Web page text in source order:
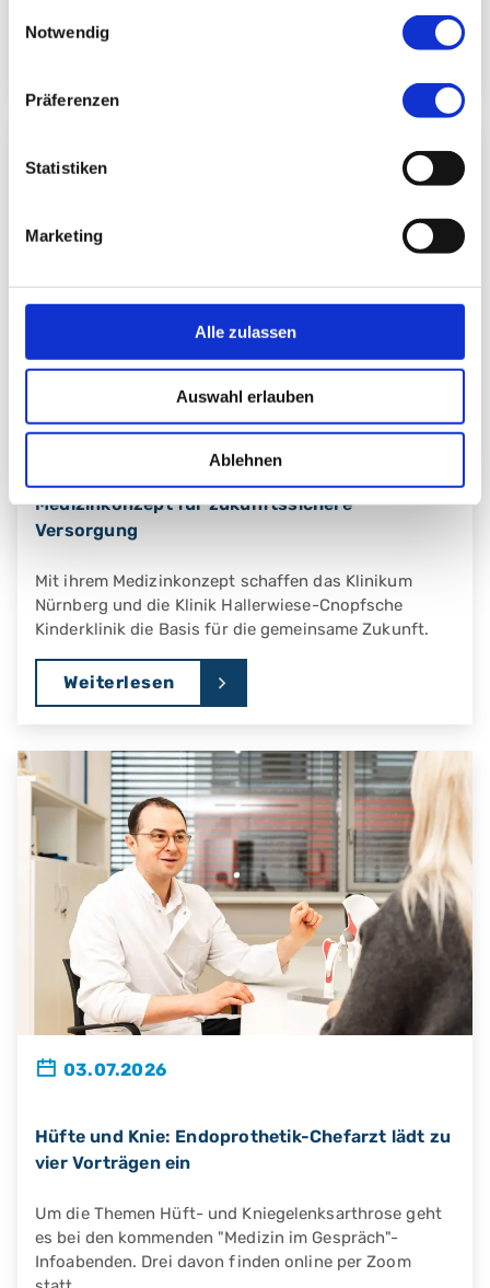
Notwendig
Präferenzen
Statistiken
Marketing
Alle zulassen
Auswahl erlauben
Ablehnen
09.07.2026
Medizinkonzept für zukunftssichere
Versorgung
Mit ihrem Medizinkonzept schaffen das Klinikum
Nürnberg und die Klinik Hallerwiese-Cnopfsche
Kinderklinik die Basis für die gemeinsame Zukunft.
Weiterlesen
03.07.2026
Hüfte und Knie: Endoprothetik-Chefarzt lädt zu
vier Vorträgen ein
Um die Themen Hüft- und Kniegelenksarthrose geht
es bei den kommenden "Medizin im Gespräch"-
Infoabenden. Drei davon finden online per Zoom